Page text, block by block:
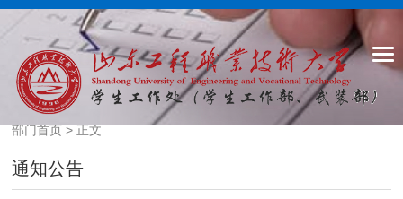
部门首页> 正文
通知公告